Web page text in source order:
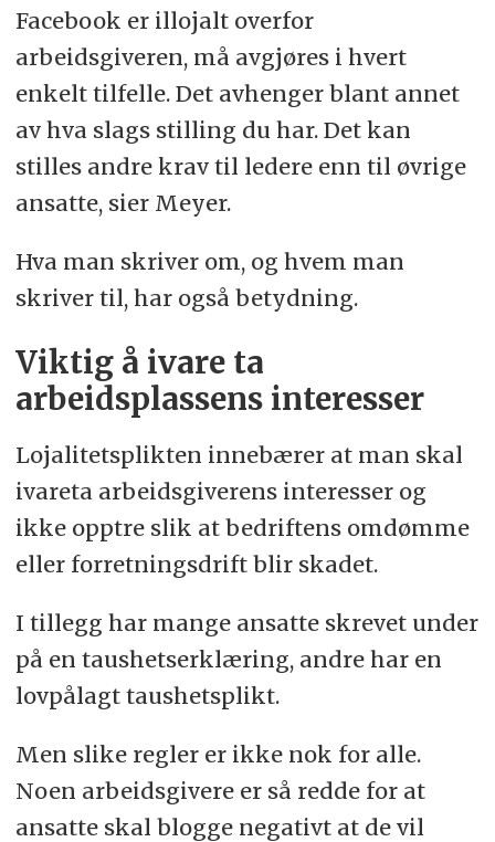
Facebook er illojalt overfor
arbeidsgiveren, må avgjøres i hvert
enkelt tilfelle. Det avhenger blant annet
av hva slags stilling du har. Det kan
stilles andre krav til ledere enn til øvrige
ansatte, sier Meyer.
Hva man skriver om, og hvem man
skriver til, har også betydning.
Viktig å ivare ta
arbeidsplassens interesser
Lojalitetsplikten innebærer at man skal
ivareta arbeidsgiverens interesser og
ikke opptre slik at bedriftens omdømme
eller forretningsdrift blir skadet.
I tillegg har mange ansatte skrevet under
på en taushetserklæring, andre har en
lovpålagt taushetsplikt.
Men slike regler er ikke nok for alle.
Noen arbeidsgivere er så redde for at
ansatte skal blogge negativt at de vil